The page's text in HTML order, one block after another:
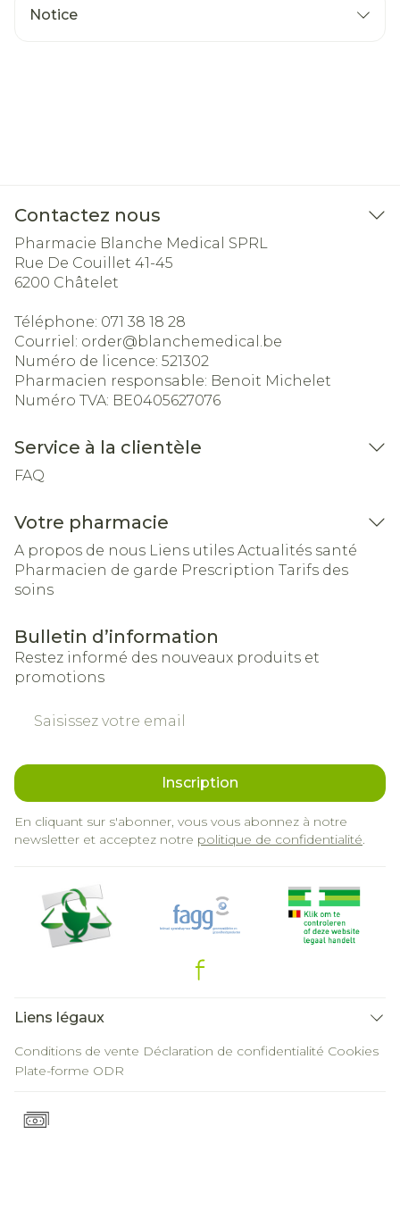
Notice
Contactez nous
Pharmacie Blanche Medical SPRL
Rue De Couillet 41-45
6200 Châtelet
Téléphone: 071 38 18 28
Courriel: order@blanchemedical.be
Numéro de licence: 521302
Pharmacien responsable: Benoit Michelet
Numéro TVA: BE0405627076
Service à la clientèle
FAQ
Votre pharmacie
A propos de nous Liens utiles Actualités santé
Pharmacien de garde Prescription Tarifs des
soins
Bulletin d’information
Restez informé des nouveaux produits et
promotions
Inscription
En cliquant sur s'abonner, vous vous abonnez à notre
newsletter et acceptez notre politique de confidentialité.
Liens légaux
Conditions de vente Déclaration de confidentialité Cookies
Plate-forme ODR